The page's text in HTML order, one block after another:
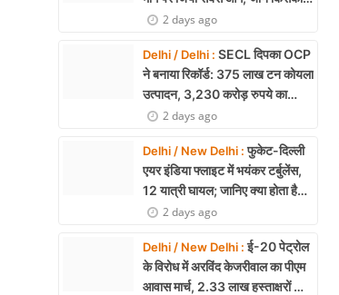
नेटवर्क सबसे बेहतर
2 days ago
Delhi / Delhi : SECL दिपका OCP
ने बनाया रिकॉर्ड: 375 लाख टन कोयला
उत्पादन, 3,230 करोड़ रुपये का
मुनाफा2 days ago
Delhi / New Delhi :फुकेट-दिल्ली
एयर इंडिया फ्लाइट में भयंकर टर्बुलेंस,
12 यात्री घायल; जानिए क्या होता है
एयर टर्बुलेंस
2 days ago
Delhi / New Delhi :ई-20 पेट्रोल
के विरोध में अरविंद केजरीवाल का पीएम
आवास मार्च, 2.33 लाख हस्ताक्षरों की